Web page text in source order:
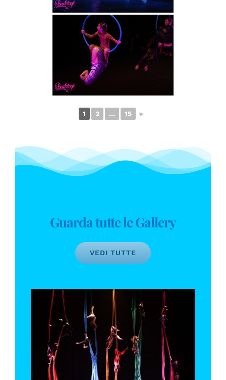
1 2 ... 15 ►
Guarda tutte le Gallery
VEDI TUTTE